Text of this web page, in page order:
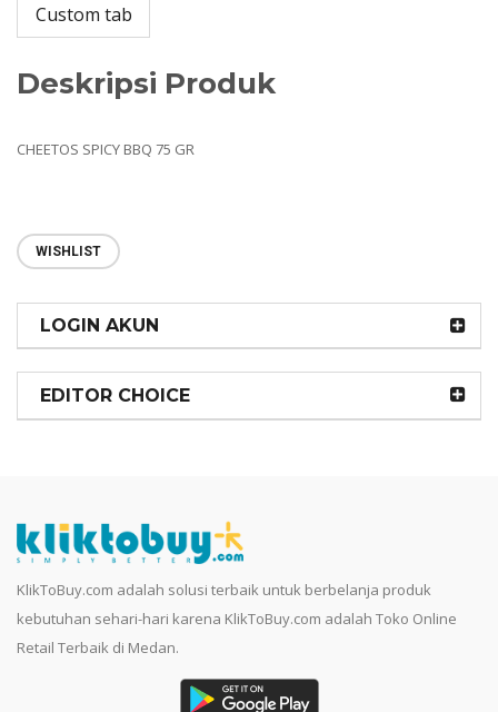
Custom tab
Deskripsi Produk
CHEETOS SPICY BBQ 75 GR
WISHLIST
LOGIN AKUN
EDITOR CHOICE
KlikToBuy.com adalah solusi terbaik untuk berbelanja produk
kebutuhan sehari-hari karena KlikToBuy.com adalah Toko Online
Retail Terbaik di Medan.